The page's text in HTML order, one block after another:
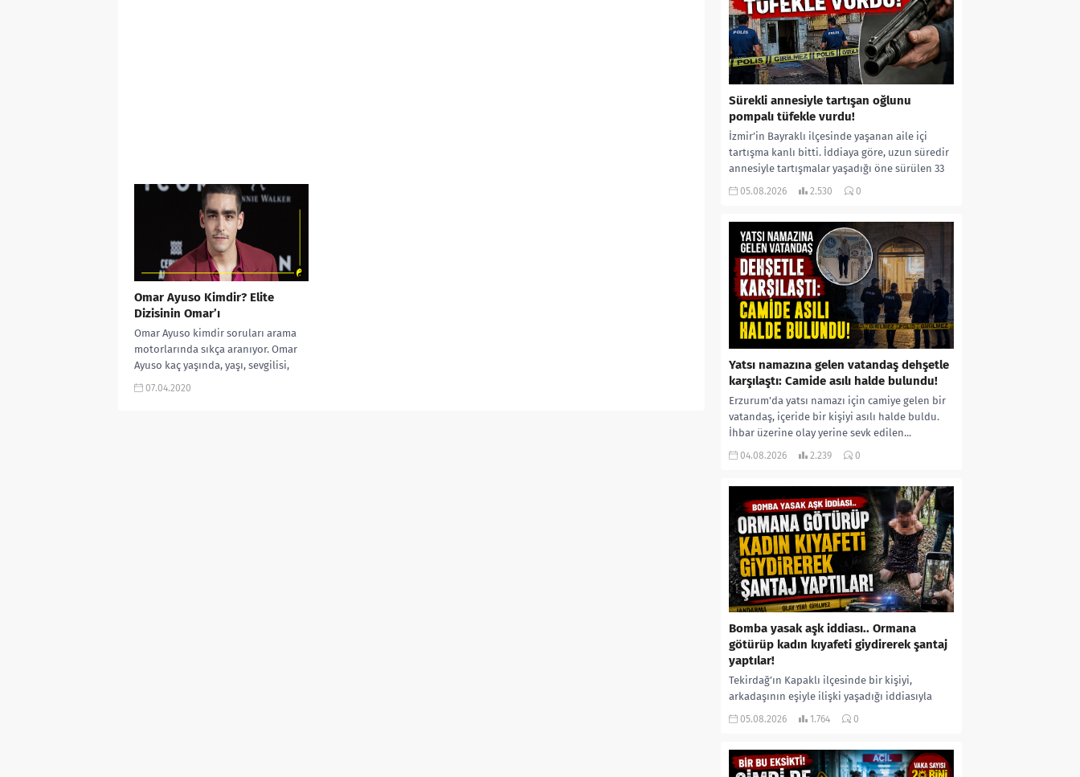
Omar Ayuso Kimdir? Elite
Dizisinin Omar’ı
Omar Ayuso kimdir soruları arama
motorlarında sıkça aranıyor. Omar
Ayuso kaç yaşında, yaşı, sevgilisi,
nereli, boyu, kilosu, gay mi, dini,...
07.04.2020
Sürekli annesiyle tartışan oğlunu
pompalı tüfekle vurdu!
İzmir’in Bayraklı ilçesinde yaşanan aile içi
tartışma kanlı bitti. İddiaya göre, uzun süredir
annesiyle tartışmalar yaşadığı öne sürülen 33
yaşındaki...
05.08.2026 2.530 0
Yatsı namazına gelen vatandaş dehşetle
karşılaştı: Camide asılı halde bulundu!
Erzurum’da yatsı namazı için camiye gelen bir
vatandaş, içeride bir kişiyi asılı halde buldu.
İhbar üzerine olay yerine sevk edilen...
04.08.2026 2.239 0
Bomba yasak aşk iddiası.. Ormana
götürüp kadın kıyafeti giydirerek şantaj
yaptılar!
Tekirdağ’ın Kapaklı ilçesinde bir kişiyi,
arkadaşının eşiyle ilişki yaşadığı iddiasıyla
ormanlık alana götürerek zorla kadın
05.08.2026 1.764 0